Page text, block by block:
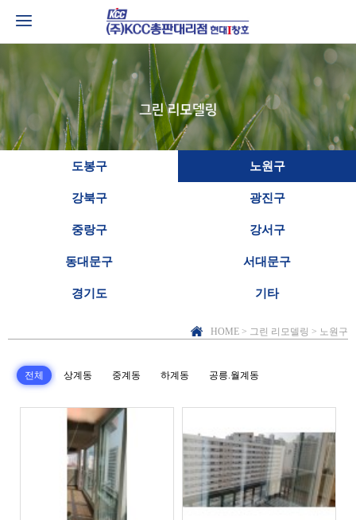
도봉구 노원구
강북구 광진구
중랑구 강서구
동대문구 서대문구
경기도 기타
HOME > 그린 리모델링 > 노원구
전체 상계동 중계동 하계동 공릉.월계동